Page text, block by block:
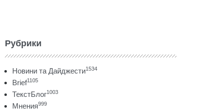
Рубрики
Новини та Дайджести1534
Brief1105
ТекстБлог1003
Мнения999